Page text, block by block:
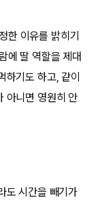
한 이유를 밝히기
에 딸 역할을 제대
기도 하고, 같이
아니면 영원히 안
도 시간을 빼기가